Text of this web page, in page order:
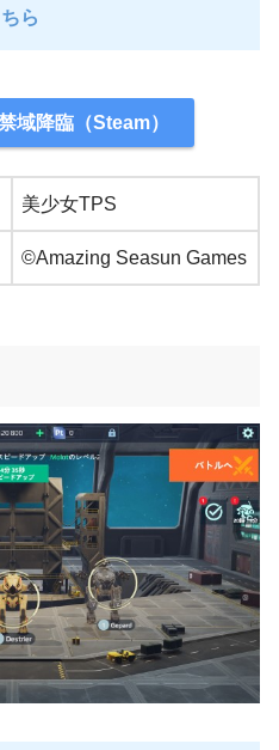
ら
域降臨（Steam）
美少女TPS
©Amazing Seasun Games